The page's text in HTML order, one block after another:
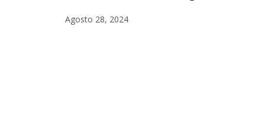
Agosto 28, 2024